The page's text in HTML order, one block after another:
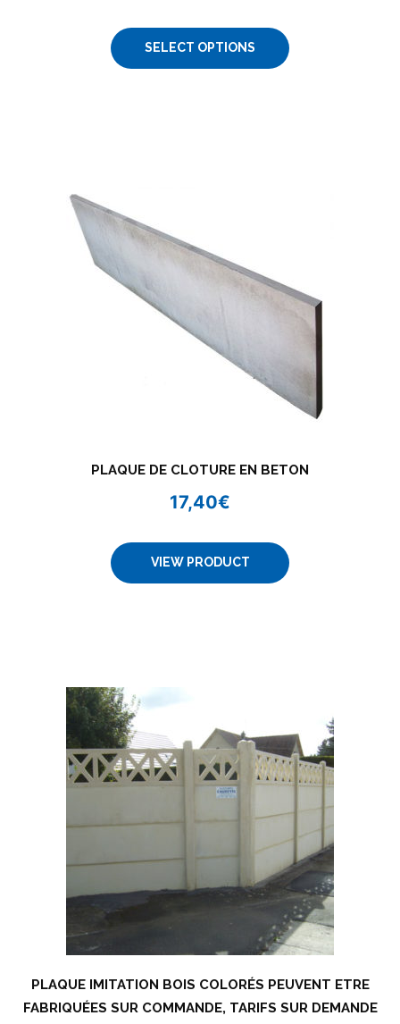
SELECT OPTIONS
PLAQUE DE CLOTURE EN BETON
17,40€
VIEW PRODUCT
PLAQUE IMITATION BOIS COLORÉS PEUVENT ETRE
FABRIQUÉES SUR COMMANDE, TARIFS SUR DEMANDE